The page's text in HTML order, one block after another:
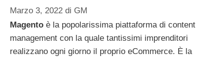
Marzo 3, 2022 di GM
Magento è la popolarissima piattaforma di content
management con la quale tantissimi imprenditori
realizzano ogni giorno il proprio eCommerce. È la